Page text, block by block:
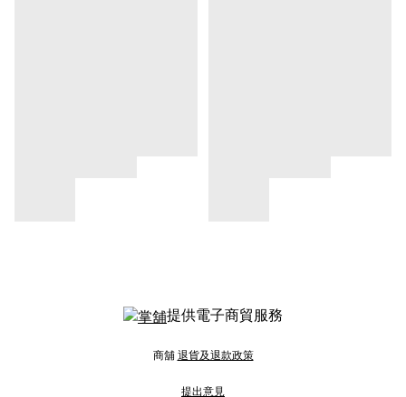
提供電子商貿服務
商舖 退貨及退款政策
提出意見